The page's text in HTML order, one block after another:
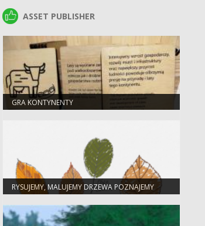
ASSET PUBLISHER
ASSET PUBLISHER
GRA KONTYNENTY
RYSUJEMY, MALUJEMY DRZEWA POZNAJEMY